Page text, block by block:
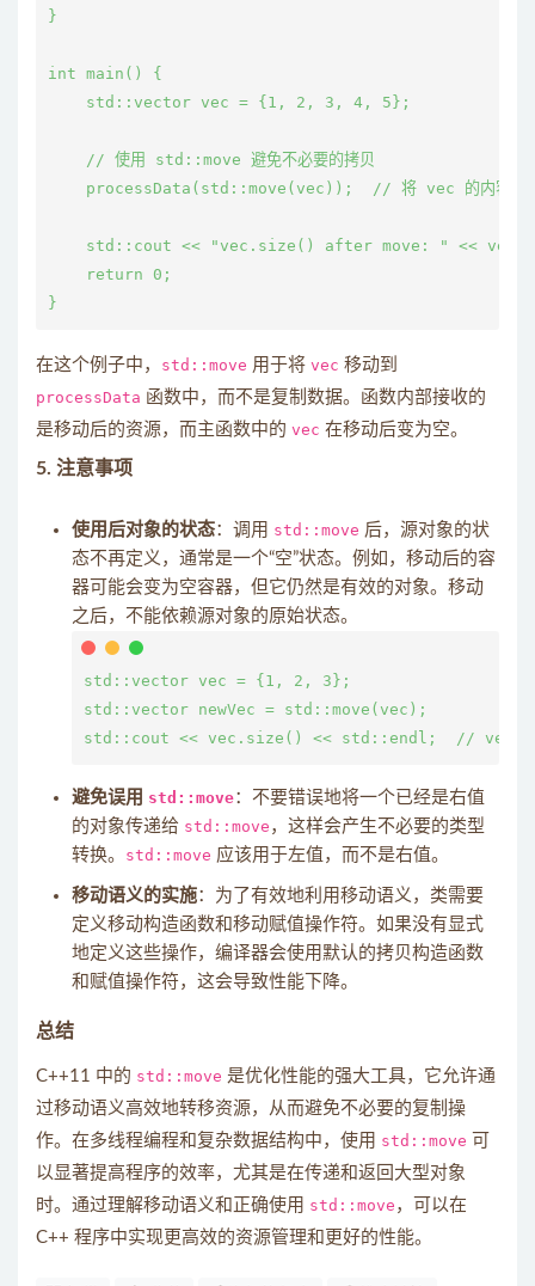
}
int main() {
    std::vector
vec = {1, 2, 3, 4, 5};
    // 使用 std::move 避免不必要的拷贝
processData(std::move(vec));  // 将 vec 的内容移
std::cout << "vec.size() after move: " <<
    return 0;
在这个例子中， std::move 用于将 vec 移动到
processData 函数中，而不是复制数据。函数内部接收的
是移动后的资源，而主函数中的 vec 在移动后变为空。
5. 注意事项
使用后对象的状态：调用 std::move 后，源对象的状
态不再定义，通常是一个“空”状态。例如，移动后的容
器可能会变为空容器，但它仍然是有效的对象。移动
之后，不能依赖源对象的原始状态。
std::vector vec = {1, 2, 3};
std::vector newVec = std::move(vec);
避免误用 std::move：不要错误地将一个已经是右值
的对象传递给 std::move ，这样会产生不必要的类型
转换。 std::move 应该用于左值，而不是右值。
移动语义的实施：为了有效地利用移动语义，类需要
定义移动构造函数和移动赋值操作符。如果没有显式
地定义这些操作，编译器会使用默认的拷贝构造函数
和赋值操作符，这会导致性能下降。
总结
C++11 中的 std::move 是优化性能的强大工具，它允许通
过移动语义高效地转移资源，从而避免不必要的复制操
作。在多线程编程和复杂数据结构中，使用 std::move 可
以显著提高程序的效率，尤其是在传递和返回大型对象
时。通过理解移动语义和正确使用 std::move ，可以在
C++ 程序中实现更高效的资源管理和更好的性能。